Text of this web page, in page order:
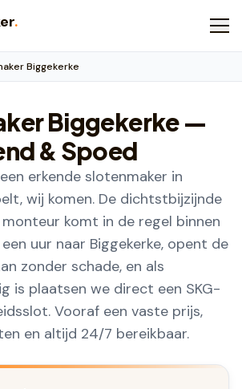
.
Biggekerke
Biggekerke—
& Spoed
erkende slotenmaker in
wij komen. De dichtstbijzijnde
komt in de regel binnen
uur naar Biggekerke, opent de
zonder schade, en als
is plaatsen we direct een SKG-
Vooraf een vaste prijs,
en altijd 24/7 bereikbaar.